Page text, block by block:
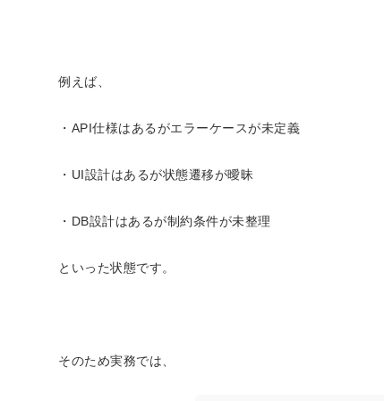
例えば、
・API仕様はあるがエラーケースが未定義
・UI設計はあるが状態遷移が曖昧
・DB設計はあるが制約条件が未整理
といった状態です。
そのため実務では、